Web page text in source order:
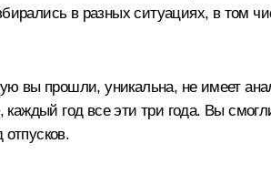
в разных ситуациях, в том
вы прошли, уникальна, не имеет
год все эти три года. Вы